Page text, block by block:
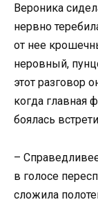
Вероника
нервно
от нее
неровный,
этот разговор
когда главная
боялась
–
в голосе
сложила